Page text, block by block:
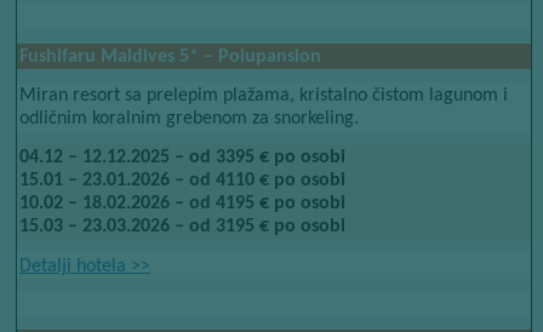
Fushifaru Maldives 5* – Polupansion
Miran resort sa prelepim plažama, kristalno čistom lagunom i
odličnim koralnim grebenom za snorkeling.
04.12 – 12.12.2025 – od 3395 € po osobi
15.01 – 23.01.2026 – od 4110 € po osobi
10.02 – 18.02.2026 – od 4195 € po osobi
15.03 – 23.03.2026 – od 3195 € po osobi
Detalji hotela​​ >>